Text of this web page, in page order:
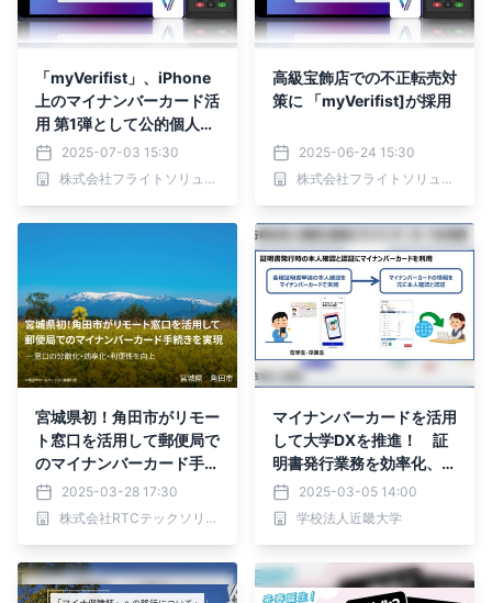
「myVerifist」、iPhone
上のマイナンバーカード活
用 第1弾として公的個人認
証に対応2025-07-03 15:30
株式会社フライトソリューションズ
高級宝飾店での不正転売対
策に 「myVerifist]が採用
2025-06-24 15:30
株式会社フライトソリューションズ
宮城県初！角田市がリモー
ト窓口を活用して郵便局で
のマイナンバーカード手続
きを実現2025-03-28 17:30
株式会社RTCテックソリューションズ
マイナンバーカードを活用
して大学DXを推進！ 証
明書発行業務を効率化、在
学生・卒業生の利便性を向
上
2025-03-05 14:00
学校法人近畿大学